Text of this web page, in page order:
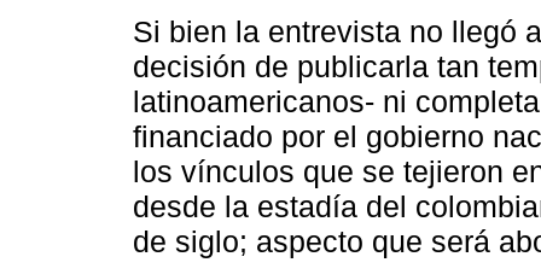
Si bien la entrevista no llegó
decisión de publicarla tan
latinoamericanos- ni
financiado por el gobierno
los vínculos que se tejieron
desde la estadía del
de siglo; aspecto que será